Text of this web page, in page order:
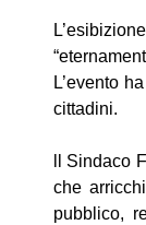
L’evento
cittadini.
ll Sindaco
che
pubblico,